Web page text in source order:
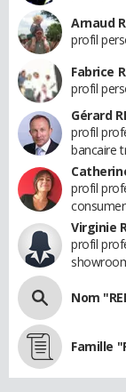
Arnaud
profil
Fabrice
profil
Gérard
profil
bancaire
profil
Virginie
profil
Nom
Famille